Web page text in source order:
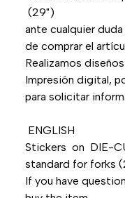
(29")
ante cualquier
de comprar el
Realizamos
Impresión digital,
para solicitar
ENGLISH
Stickers on DIE-
standard for forks
If you have